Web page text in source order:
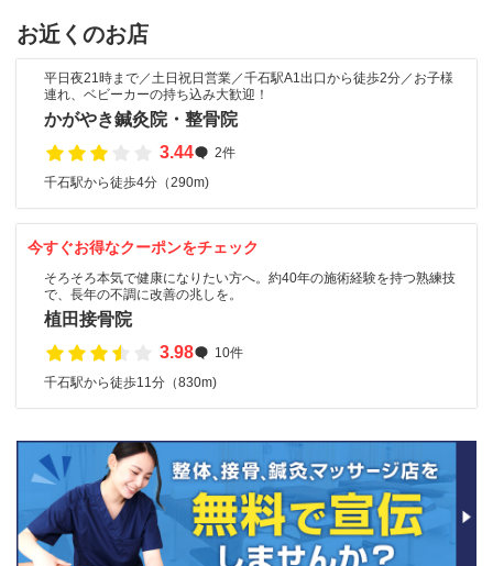
お近くのお店
平日夜21時まで／土日祝日営業／千石駅A1出口から徒歩2分／お子様
連れ、ベビーカーの持ち込み大歓迎！
かがやき鍼灸院・整骨院
3.44
2件
千石駅から徒歩4分（290m)
今すぐお得なクーポンをチェック
そろそろ本気で健康になりたい方へ。約40年の施術経験を持つ熟練技
で、長年の不調に改善の兆しを。
植田接骨院
3.98
10件
千石駅から徒歩11分（830m)